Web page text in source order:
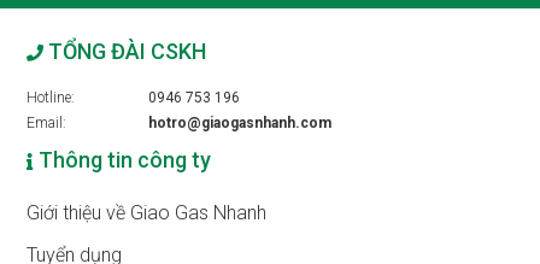
TỔNG ĐÀI CSKH
Hotline:
Email:
0946 753 196
hotro@giaogasnhanh.com
Thông tin công ty
Giới thiệu về Giao Gas Nhanh
Tuyển dụng